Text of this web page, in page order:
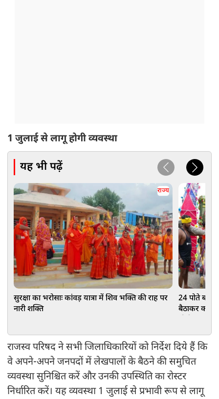
1 जुलाई से लागू होगी व्यवस्था
यह भी पढ़ें
राज्य
सुरक्षा का भरोसाः कांवड़ यात्रा में शिव भक्ति की राह पर
नारी शक्ति
24 पोते बने
बैठाकर कराई
राजस्व परिषद ने सभी जिलाधिकारियों को निर्देश दिये हैं कि
वे अपने-अपने जनपदों में लेखपालों के बैठने की समुचित
व्यवस्था सुनिश्चित करें और उनकी उपस्थिति का रोस्टर
निर्धारित करें। यह व्यवस्था 1 जुलाई से प्रभावी रूप से लागू